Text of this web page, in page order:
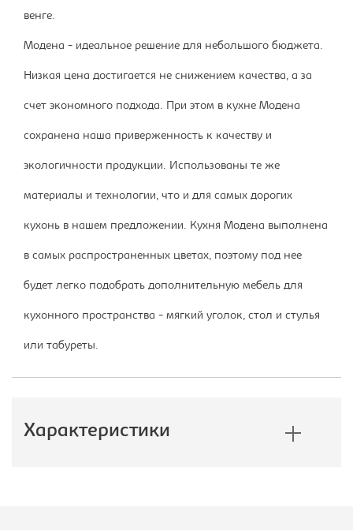
венге.
Модена - идеальное решение для небольшого бюджета.
Низкая цена достигается не снижением качества, а за
счет экономного подхода. При этом в кухне Модена
сохранена наша приверженность к качеству и
экологичности продукции. Использованы те же
материалы и технологии, что и для самых дорогих
кухонь в нашем предложении. Кухня Модена выполнена
в самых распространенных цветах, поэтому под нее
будет легко подобрать дополнительную мебель для
кухонного пространства - мягкий уголок, стол и стулья
или табуреты.
Характеристики